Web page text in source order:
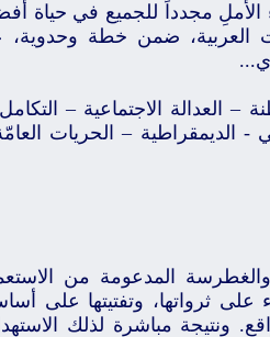
الأملِ مجدداً للجميع في حياة
العربية، ضمن خطة
– العدالة الاجتماعية –
- الديمقراطية – الحريات
المدعومة من
على ثرواتها، وتفتيتها على
ونتيجة مباشرة لذلك